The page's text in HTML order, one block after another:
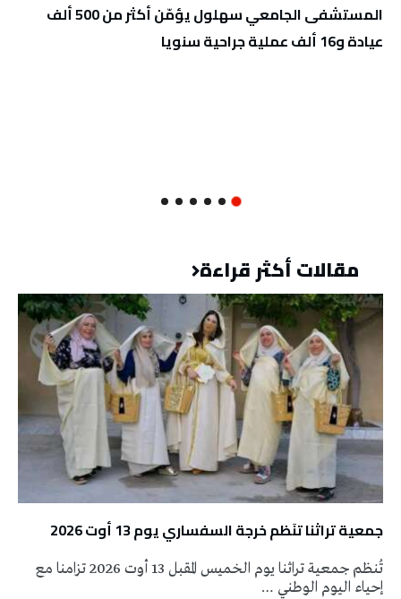
المستشفى الجامعي سهلول يؤمّن أكثر من 500 ألف
عيادة و16 ألف عملية جراحية سنويا
مقالات أكثر قراءة
جمعية تراثنا تنَظم خرجة السفساري يوم 13 أوت 2026
تُنظم جمعية تراثنا يوم الخميس المقبل 13 أوت 2026 تزامنا مع
إحياء اليوم الوطني …